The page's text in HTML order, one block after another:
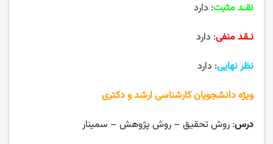
نقـد مثبت: دارد
نـقد منفی: دارد
نظر نهایی: دارد
ویژه دانشجویان کارشناسی ارشد و دکتری
درس: روش تحقیق – روش پژوهش – سمینار